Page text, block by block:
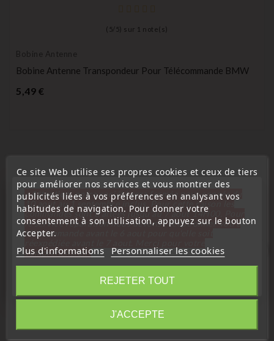
( 5/ 5) sur 1 note(s)
Bobine Antenne
Bobine Antenne Transpondeur Pour Télécommande BMW
5,49 €
Les Clients Qui Ont Acheté Ce Produit
Ont Également Acheté :
Ce site Web utilise ses propres cookies et ceux de tiers
pour améliorer nos services et vous montrer des
publicités liées à vos préférences en analysant vos
habitudes de navigation. Pour donner votre
consentement à son utilisation, appuyez sur le bouton
Accepter.
Plus d'informations Personnaliser les cookies
REJETER TOUT
J'ACCEPTE
« Attention, notre société sera fermée pour congés du
10 aout au 1 septembre inclus. Pour cette raison les
commandes sont traitées jusqu'au 7 aout 14H00. Pour
le service réparation nous devons réceptionner votre
télécommande avant le 6 aout pour qu'elle soit
compréhension»
Fermer
Information